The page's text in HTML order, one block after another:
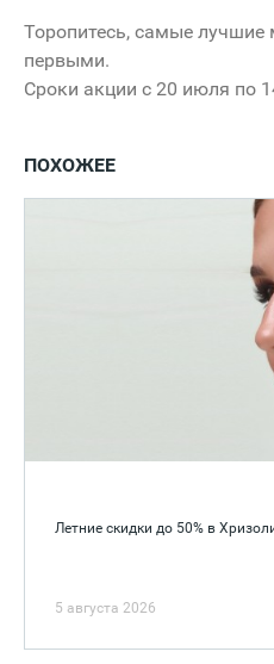
Торопитесь, самые лучшие
первыми.
Сроки акции с 20 июля по
ПОХОЖЕЕ
Летние скидки до 50% в
5 августа 2026